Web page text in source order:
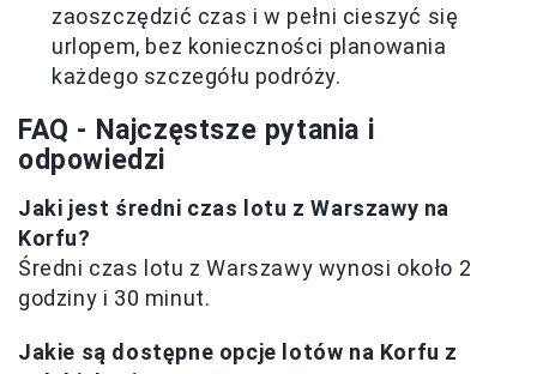
zaoszczędzić czas i w pełni cieszyć się
urlopem, bez konieczności planowania
każdego szczegółu podróży.
FAQ - Najczęstsze pytania i
odpowiedzi
Jaki jest średni czas lotu z Warszawy na
Korfu?
Średni czas lotu z Warszawy wynosi około 2
godziny i 30 minut.
Jakie są dostępne opcje lotów na Korfu z